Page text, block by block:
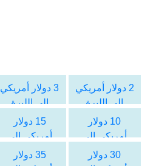
2 دولار أمريكي
الى الليرة
التركية
3 دولار أمريكي
الى الليرة
التركية
10 دولار
أمريكي الى
الليرة التركية
15 دولار
أمريكي الى
الليرة التركية
30 دولار
35 دولار